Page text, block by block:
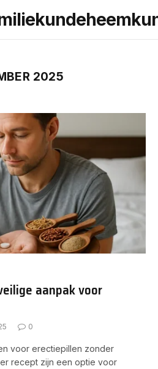
2025
aanpak voor
0
voor erectiepillen zonder
recept zijn een optie voor